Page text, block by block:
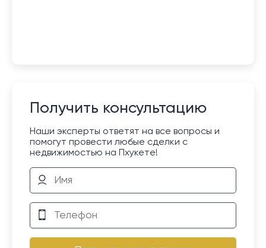
Получить консультацию
Наши эксперты ответят на все вопросы и
помогут провести любые сделки с
недвижимостью на Пхукете!